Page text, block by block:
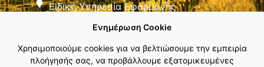
Ειδική Υπηρεσία Εφαρμογής
Ενημέρωση Cookie
Χρησιμοποιούμε cookies για να βελτιώσουμε την εμπειρία
πλοήγησής σας, να προβάλλουμε εξατομικευμένες